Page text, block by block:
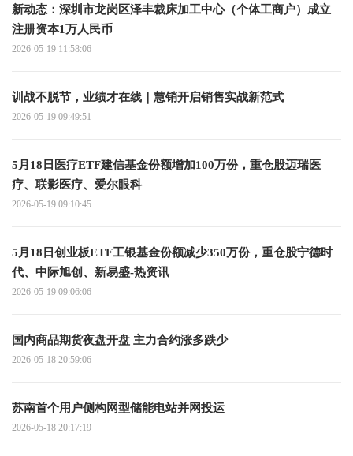
新动态：深圳市龙岗区泽丰裁床加工中心（个体工商户）成立
注册资本1万人民币
2026-05-19 11:58:06
训战不脱节，业绩才在线｜慧销开启销售实战新范式
2026-05-19 09:49:51
5月18日医疗ETF建信基金份额增加100万份，重仓股迈瑞医
疗、联影医疗、爱尔眼科
2026-05-19 09:10:45
5月18日创业板ETF工银基金份额减少350万份，重仓股宁德时
代、中际旭创、新易盛-热资讯
2026-05-19 09:06:06
国内商品期货夜盘开盘 主力合约涨多跌少
2026-05-18 20:59:06
苏南首个用户侧构网型储能电站并网投运
2026-05-18 20:17:19